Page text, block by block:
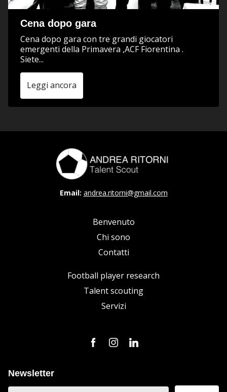
Cena dopo gara
Cena dopo gara con tre grandi giocatori
emergenti della Primavera ,ACF Fiorentina .
Siete...
Leggi ancora
Email: andrea.ritorni@gmail.com
Benvenuto
Chi sono
Contatti
Football player research
Talent scouting
Servizi
Newsletter